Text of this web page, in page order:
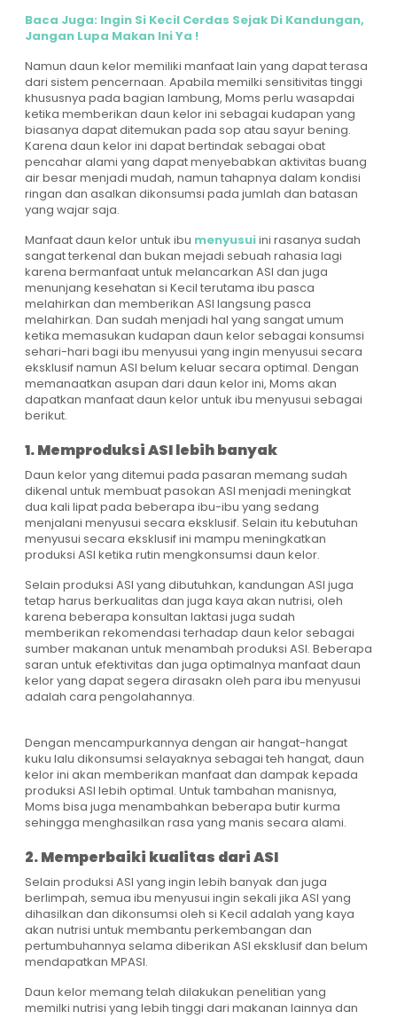
Baca Juga: Ingin Si Kecil Cerdas Sejak Di Kandungan,
Jangan Lupa Makan Ini Ya !
Namun daun kelor memiliki manfaat lain yang dapat terasa
dari sistem pencernaan. Apabila memilki sensitivitas tinggi
khususnya pada bagian lambung, Moms perlu wasapdai
ketika memberikan daun kelor ini sebagai kudapan yang
biasanya dapat ditemukan pada sop atau sayur bening.
Karena daun kelor ini dapat bertindak sebagai obat
pencahar alami yang dapat menyebabkan aktivitas buang
air besar menjadi mudah, namun tahapnya dalam kondisi
ringan dan asalkan dikonsumsi pada jumlah dan batasan
yang wajar saja.
Manfaat daun kelor untuk ibu menyusuiini rasanya sudah
sangat terkenal dan bukan mejadi sebuah rahasia lagi
karena bermanfaat untuk melancarkan ASI dan juga
menunjang kesehatan si Kecil terutama ibu pasca
melahirkan dan memberikan ASI langsung pasca
melahirkan. Dan sudah menjadi hal yang sangat umum
ketika memasukan kudapan daun kelor sebagai konsumsi
sehari-hari bagi ibu menyusui yang ingin menyusui secara
eksklusif namun ASI belum keluar secara optimal. Dengan
memanaatkan asupan dari daun kelor ini, Moms akan
dapatkan manfaat daun kelor untuk ibu menyusui sebagai
berikut.
1. Memproduksi ASI lebih banyak
Daun kelor yang ditemui pada pasaran memang sudah
dikenal untuk membuat pasokan ASI menjadi meningkat
dua kali lipat pada beberapa ibu-ibu yang sedang
menjalani menyusui secara eksklusif. Selain itu kebutuhan
menyusui secara eksklusif ini mampu meningkatkan
produksi ASI ketika rutin mengkonsumsi daun kelor.
Selain produksi ASI yang dibutuhkan, kandungan ASI juga
tetap harus berkualitas dan juga kaya akan nutrisi, oleh
karena beberapa konsultan laktasi juga sudah
memberikan rekomendasi terhadap daun kelor sebagai
sumber makanan untuk menambah produksi ASI. Beberapa
saran untuk efektivitas dan juga optimalnya manfaat daun
kelor yang dapat segera dirasakn oleh para ibu menyusui
adalah cara pengolahannya.
Dengan mencampurkannya dengan air hangat-hangat
kuku lalu dikonsumsi selayaknya sebagai teh hangat, daun
kelor ini akan memberikan manfaat dan dampak kepada
produksi ASI lebih optimal. Untuk tambahan manisnya,
Moms bisa juga menambahkan beberapa butir kurma
sehingga menghasilkan rasa yang manis secara alami.
2. Memperbaiki kualitas dari ASI
Selain produksi ASI yang ingin lebih banyak dan juga
berlimpah, semua ibu menyusui ingin sekali jika ASI yang
dihasilkan dan dikonsumsi oleh si Kecil adalah yang kaya
akan nutrisi untuk membantu perkembangan dan
pertumbuhannya selama diberikan ASI eksklusif dan belum
mendapatkan MPASI.
Daun kelor memang telah dilakukan penelitian yang
memilki nutrisi yang lebih tinggi dari makanan lainnya dan